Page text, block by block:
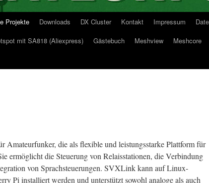
Projekte Downloads DX Cluster Kontakt Impressum
mit SA818 (Aliexpress) Gästebuch Meshview Meshcore
die als flexible und leistungsstarke Plattform für
ermöglicht die Steuerung von Relaisstationen, die Verbindung
von Sprachsteuerungen. SVXLink kann auf Linux-
Pi installiert werden und unterstützt sowohl analoge als auch